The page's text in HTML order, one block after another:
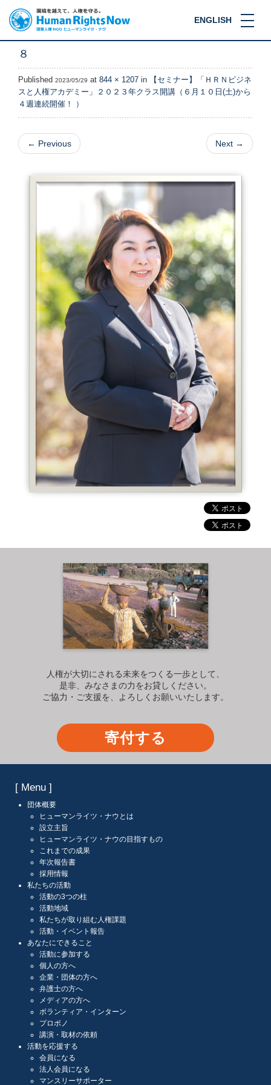
ENGLISH
８
Published 2023/05/29 at 844 × 1207 in
【セミナー】「ＨＲＮビジネ
スと人権アカデミー」２０２３年クラス開講（６月１０日(土)から
４週連続開催！ ）
← Previous Next →
人権が大切にされる未来をつくる一歩として、
是非、みなさまの力をお貸しください。
ご協力・ご支援を、よろしくお願いいたします。
寄付する
[ Menu ]
団体概要
ヒューマンライツ・ナウとは
設立主旨
ヒューマンライツ・ナウの目指すもの
これまでの成果
年次報告書
採用情報
私たちの活動
活動の3つの柱
活動地域
私たちが取り組む人権課題
活動・イベント報告
あなたにできること
活動に参加する
個人の方へ
企業・団体の方へ
弁護士の方へ
メディアの方へ
ボランティア・インターン
プロボノ
講演・取材の依頼
活動を応援する
会員になる
法人会員になる
マンスリーサポーター